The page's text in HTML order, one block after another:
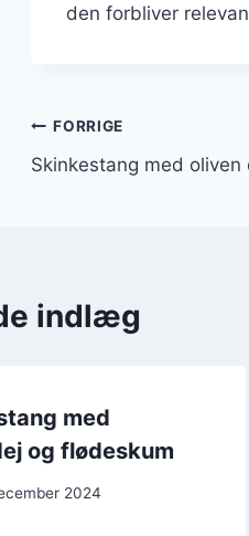
den forbliver
FORRIGE
Skinkestang med
indlæg
med
og flødeskum
2024